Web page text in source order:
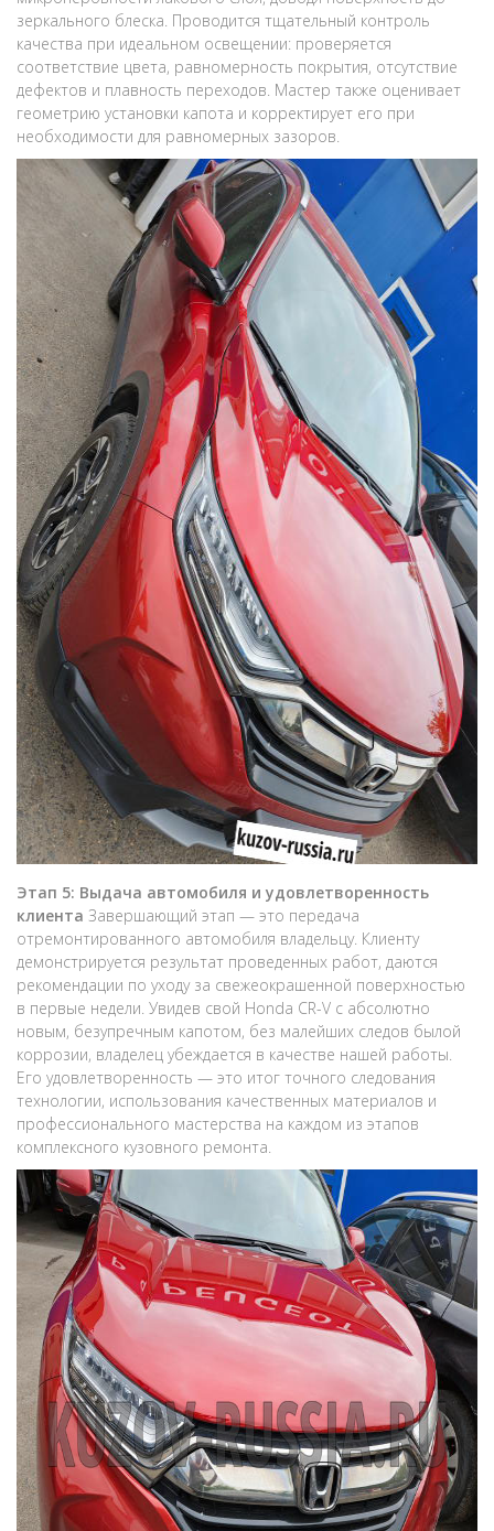
зеркального блеска. Проводится тщательный контроль
качества при идеальном освещении: проверяется
соответствие цвета, равномерность покрытия, отсутствие
дефектов и плавность переходов. Мастер также оценивает
геометрию установки капота и корректирует его при
необходимости для равномерных зазоров.
Этап 5: Выдача автомобиля и удовлетворенность
клиента Завершающий этап — это передача
отремонтированного автомобиля владельцу. Клиенту
демонстрируется результат проведенных работ, даются
рекомендации по уходу за свежеокрашенной поверхностью
в первые недели. Увидев свой Honda CR-V с абсолютно
новым, безупречным капотом, без малейших следов былой
коррозии, владелец убеждается в качестве нашей работы.
Его удовлетворенность — это итог точного следования
технологии, использования качественных материалов и
профессионального мастерства на каждом из этапов
комплексного кузовного ремонта.